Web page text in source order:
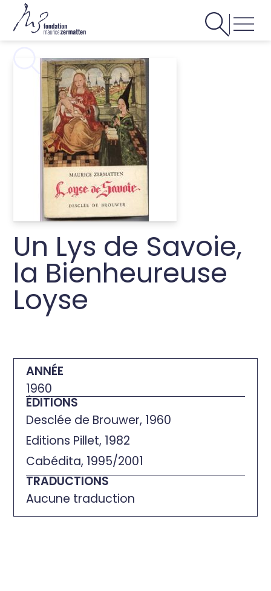
Un Lys de Savoie,
la Bienheureuse
Loyse
ANNÉE
1960
ÉDITIONS
Desclée de Brouwer, 1960
Editions Pillet, 1982
Cabédita, 1995/2001
TRADUCTIONS
Aucune traduction